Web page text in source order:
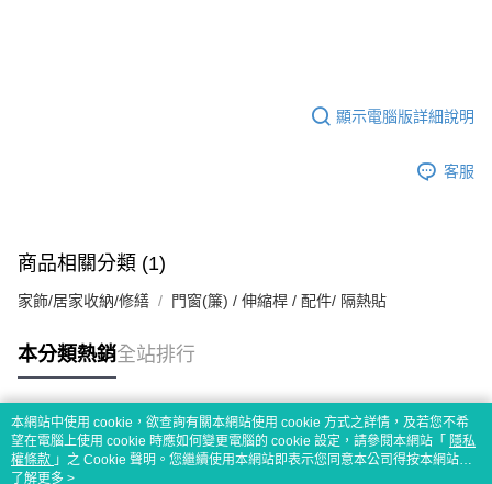
顯示電腦版詳細說明
客服
商品相關分類 (1)
家飾/居家收納/修繕 門窗(簾) / 伸縮桿 / 配件/ 隔熱貼
本分類熱銷全站排行
熱門標籤
本網站中使用 cookie，欲查詢有關本網站使用 cookie 方式之詳情，及若您不希
望在電腦上使用 cookie 時應如何變更電腦的 cookie 設定，請參閱本網站「 隱私
權條款 」之 Cookie 聲明。您繼續使用本網站即表示您同意本公司得按本網站使
用條款之 Cookie 聲明使用 cookie。
了解更多 >